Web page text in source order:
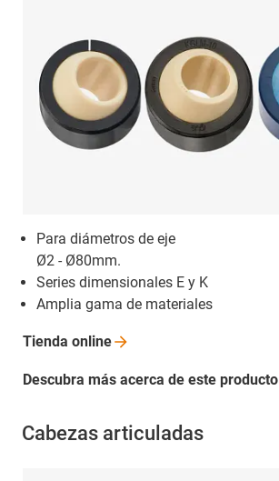
Para diámetros de eje
Ø2 - Ø80mm.
Series dimensionales E y K
Amplia gama de materiales
Tienda online
Descubra más acerca de este producto
Cabezas articuladas